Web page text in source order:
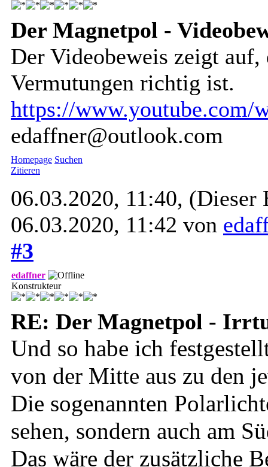
Der Magnetpol -
Der Videobeweis zeigt auf,
Vermutungen richtig ist.
https://www.youtube.com/
edaffner@outlook.com
Homepage Suchen
Zitieren
06.03.2020, 11:40, (Dieser
06.03.2020, 11:42 von
#3
edaffner
Konstrukteur
RE: Der Magnetpol -
Und so habe ich
von der Mitte aus zu den
Die sogenannten
sehen, sondern auch am
Das wäre der zusätzliche